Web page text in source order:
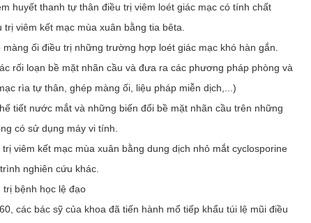
huyết thanh tự thân điều trị viêm loét giác mạc có tính chất
trị viêm kết mạc mùa xuân bằng tia bêta.
màng ối điều trị những trường hợp loét giác mạc khó hàn gắn.
rối loạn bề mặt nhãn cầu và đưa ra các phương pháp phòng và
rìa tự thân, ghép màng ối, liệu pháp miễn dịch,...)
tiết nước mắt và những biến đổi bề mặt nhãn cầu trên những
có sử dụng máy vi tính.
viêm kết mạc mùa xuân bằng dung dịch nhỏ mắt cyclosporine
nghiên cứu khác.
bệnh học lệ đạo
các bác sỹ của khoa đã tiến hành mổ tiếp khẩu túi lệ mũi điều